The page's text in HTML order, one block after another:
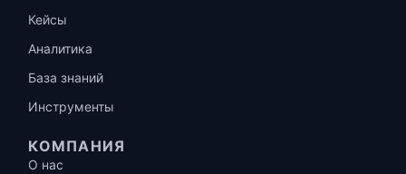
Кейсы
Аналитика
База знаний
Инструменты
КОМПАНИЯ
О нас